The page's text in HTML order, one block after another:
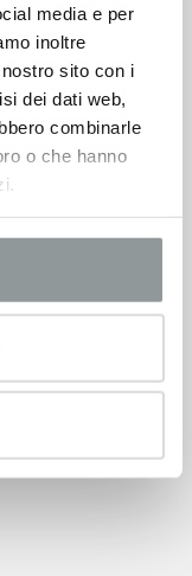
media e per
inoltre
sito con i
dei dati web,
combinarle
o che hanno